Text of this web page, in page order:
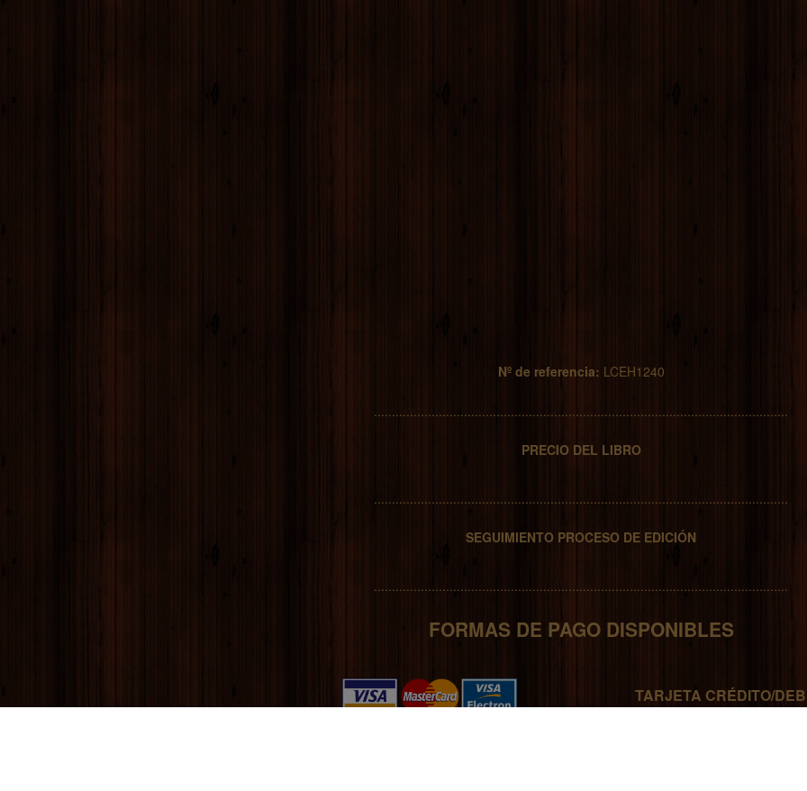
Nº de referencia: LCEH1240
...................................................................................................................
PRECIO DEL LIBRO
...................................................................................................................
SEGUIMIENTO PROCESO DE EDICIÓN
...................................................................................................................
FORMAS DE PAGO DISPONIBLES
TARJETA CRÉDITO/